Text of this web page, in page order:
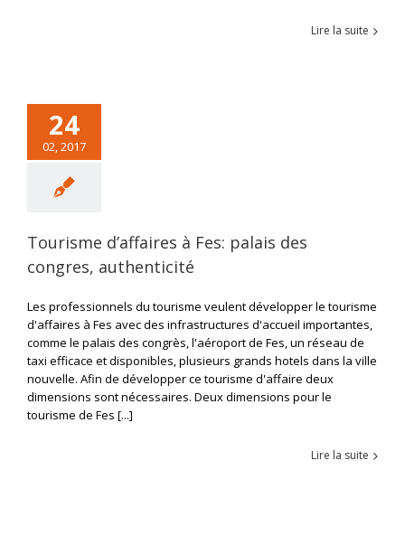
Lire la suite
24
02, 2017
Tourisme d’affaires à Fes: palais des
congres, authenticité
Les professionnels du tourisme veulent développer le tourisme
d'affaires à Fes avec des infrastructures d'accueil importantes,
comme le palais des congrès, l'aéroport de Fes, un réseau de
taxi efficace et disponibles, plusieurs grands hotels dans la ville
nouvelle. Afin de développer ce tourisme d'affaire deux
dimensions sont nécessaires. Deux dimensions pour le
tourisme de Fes [...]
Lire la suite